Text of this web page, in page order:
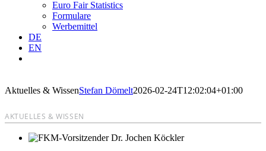
Euro Fair Statistics
Formulare
Werbemittel
DE
EN
Aktuelles & WissenStefan Dömelt2026-02-24T12:02:04+01:00
AKTUELLES & WISSEN